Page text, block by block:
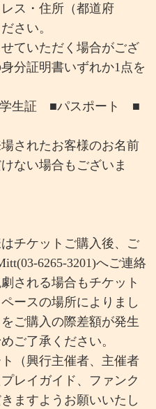
ス・住所（都道府
さい。
ていただく場合がござ
分証明書いずれか1点を
生証 ■パスポート ■
されたお客様のお名前
ない場合もございま
チケットご購入後、ご
6265-3201)へご連絡
される場合もチケット
ースの場所によりまし
ご購入の際差額が発生
ご了承ください。
（興行主催者、主催者
レイガイド、ファンク
ますようお願いいたし